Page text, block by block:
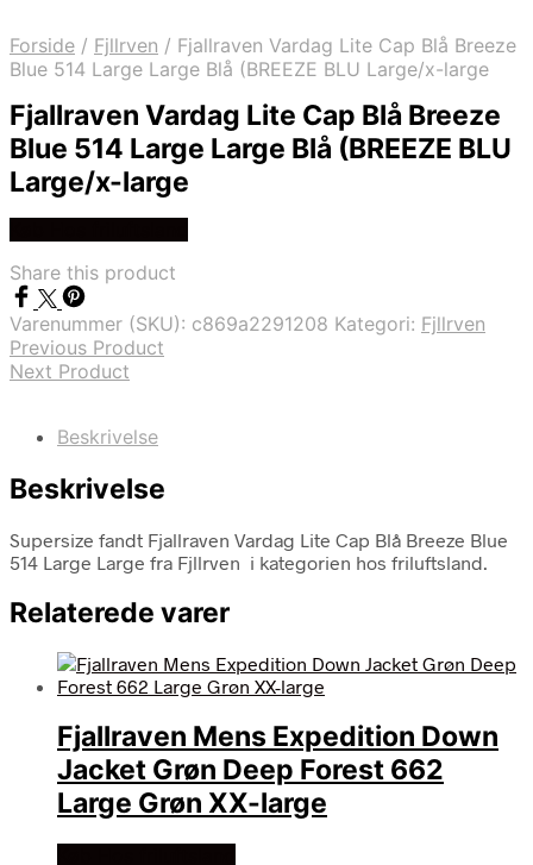
Forside / Fjllrven / Fjallraven Vardag Lite Cap Blå Breeze
Blue 514 Large Large Blå (BREEZE BLU Large/x-large
Fjallraven Vardag Lite Cap Blå Breeze
Blue 514 Large Large Blå (BREEZE BLU
Large/x-large
Share this product
Varenummer (SKU): c869a2291208 Kategori: Fjllrven
Previous Product
Next Product
Beskrivelse
Beskrivelse
Supersize fandt Fjallraven Vardag Lite Cap Blå Breeze Blue
514 Large Large fra Fjllrven i kategorien hos friluftsland.
Relaterede varer
Fjallraven Mens Expedition Down
Jacket Grøn Deep Forest 662
Large Grøn XX-large